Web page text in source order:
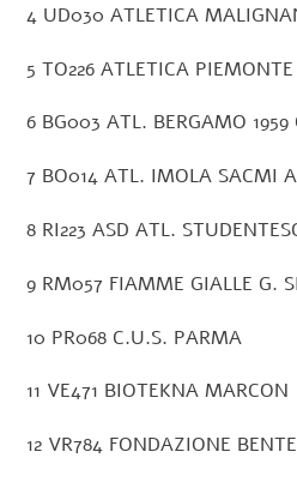
4 UD030 ATLETICA
5 TO226 ATLETICA
6 BG003 ATL. BERGAMO 1959
7 BO014 ATL. IMOLA SACMI
8 RI223 ASD ATL.
9 RM057 FIAMME GIALLE G.
10 PR068 C.U.S. PARMA
11 VE471 BIOTEKNA MARCON
12 VR784 FONDAZIONE